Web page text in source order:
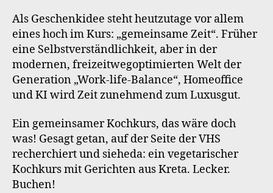
Als Geschenkidee steht heutzutage vor allem
eines hoch im Kurs: „gemeinsame Zeit“. Früher
eine Selbstverständlichkeit, aber in der
modernen, freizeitwegoptimierten Welt der
Generation „Work-life-Balance“, Homeoffice
und KI wird Zeit zunehmend zum Luxusgut.
Ein gemeinsamer Kochkurs, das wäre doch
was! Gesagt getan, auf der Seite der VHS
recherchiert und sieheda: ein vegetarischer
Kochkurs mit Gerichten aus Kreta. Lecker.
Buchen!